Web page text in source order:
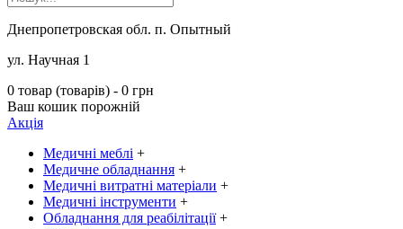
Днепропетровская обл. п. Опытный
ул. Научная 1
0 товар (товарів) - 0 грн
Ваш кошик порожній
Акція
Медичні меблі +
Медичне обладнання +
Медичні витратні матеріали +
Медичні інструменти +
Обладнання для реабілітації +